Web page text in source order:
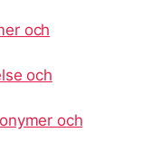
och
och
och